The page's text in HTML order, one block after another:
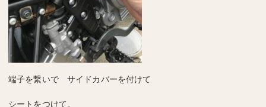
端子を繋いで サイドカバーを付けて
シートをつけて。